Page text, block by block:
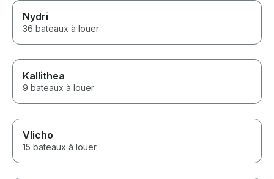
Nydri
36 bateaux à louer
Kallithea
9 bateaux à louer
Vlicho
15 bateaux à louer